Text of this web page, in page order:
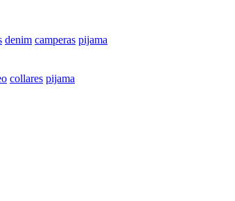
denim camperas pijama
collares pijama